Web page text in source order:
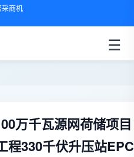
采商机
☰
万千瓦源网荷储项目
程330千伏升压站EPC